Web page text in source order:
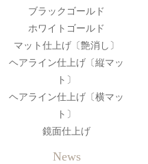
ブラックゴールド
ホワイトゴールド
マット仕上げ〔艶消し〕
ヘアライン仕上げ〔縦マッ
ト〕
ヘアライン仕上げ〔横マッ
ト〕
鏡面仕上げ
News